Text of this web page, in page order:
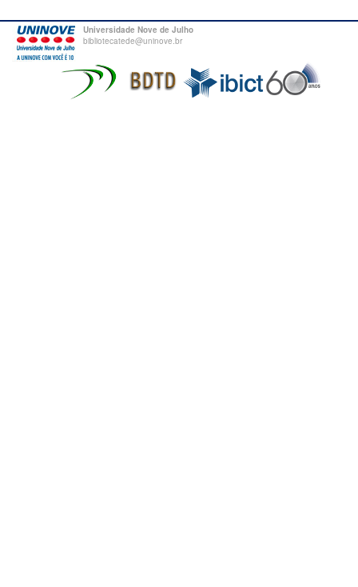
Universidade Nove de Julho
bibliotecatede@uninove.br